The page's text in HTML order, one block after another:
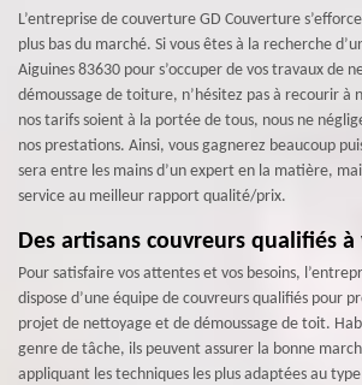
L’entreprise de couverture GD Couverture
plus bas du marché. Si vous êtes à la recherche
Aiguines 83630 pour s’occuper de vos travaux de
démoussage de toiture, n’hésitez pas à recourir à
nos tarifs soient à la portée de tous, nous ne
nos prestations. Ainsi, vous gagnerez beaucoup
sera entre les mains d’un expert en la matière,
service au meilleur rapport qualité/prix.
Des artisans couvreurs qualifiés
Pour satisfaire vos attentes et vos besoins,
dispose d’une équipe de couvreurs qualifiés pour
projet de nettoyage et de démoussage de toit.
genre de tâche, ils peuvent assurer la bonne
appliquant les techniques les plus adaptées au